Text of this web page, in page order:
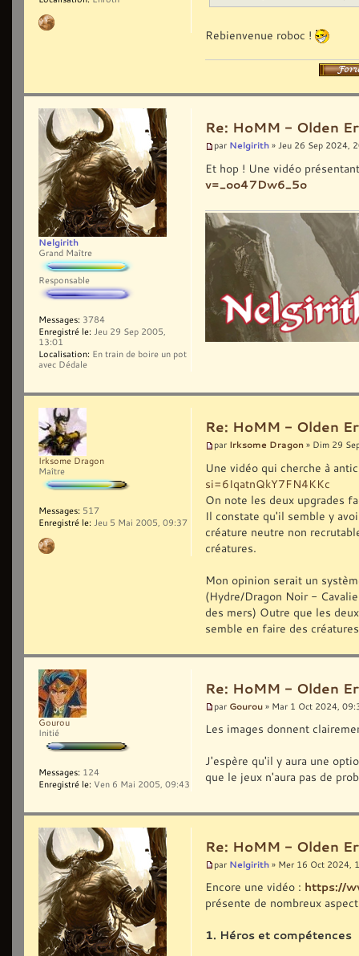
Rebienvenue roboc !
Re: HoMM - Olden
par Nelgirith » Jeu 26 Sep 2024,
Et hop ! Une vidéo
v=_oo47Dw6_5o
Nelgirith
Grand Maître
Responsable
Messages: 3784
Enregistré le: Jeu 29 Sep 2005,
13:01
Localisation: En train de boire un pot
avec Dédale
Re: HoMM - Olden
par Irksome Dragon » Dim 29
Une vidéo qui cherche à
si=6IqatnQkY7FN4KKc
On note les deux upgrades
Il constate qu'il semble y
créature neutre non
créatures.
Mon opinion serait un
(Hydre/Dragon Noir -
des mers) Outre que les
semble en faire des
Irksome Dragon
Maître
Messages: 517
Enregistré le: Jeu 5 Mai 2005, 09:37
Re: HoMM - Olden
par Gourou » Mar 1 Oct 2024,
Les images donnent
J'espère qu'il y aura une
que le jeux n'aura pas de
Gourou
Initié
Messages: 124
Enregistré le: Ven 6 Mai 2005, 09:43
Re: HoMM - Olden
par Nelgirith » Mer 16 Oct 2024,
Encore une vidéo : https://
présente de nombreux
1. Héros et compétences